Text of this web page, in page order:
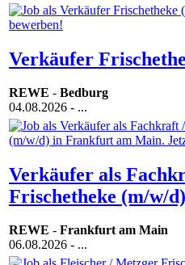
Verkäufer
REWE - Bedburg
04.08.2026 - ...
Verkäufer als
Frischetheke (m/w/
REWE - Frankfurt am Main
06.08.2026 - ...